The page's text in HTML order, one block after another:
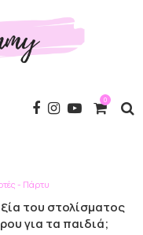
0
- Πάρτυ
του στολίσματος
για τα παιδιά;